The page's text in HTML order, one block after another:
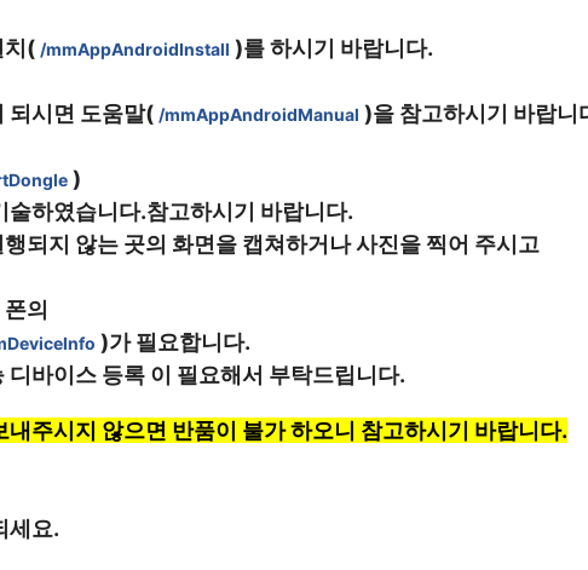
치( /mmAppAndroidInstall )를 하시기 바랍니다.
되시면 도움말( /mmAppAndroidManual )을 참고하시기 바랍니
)
술하였습니다.참고하시기 바랍니다.
되지 않는 곳의 화면을 캡쳐하거나 사진을 찍어 주시고
의
)가 필요합니다.
디바이스 등록 이 필요해서 부탁드립니다.
내주시지 않으면 반품이 불가 하오니 참고하시기 바랍니다.
세요.